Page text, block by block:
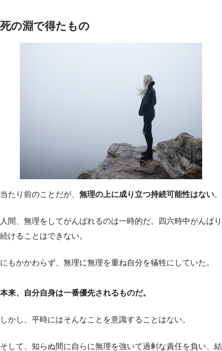
死の淵で得たもの
当たり前のことだが、 無理の上に成り立つ持続可能性はない。
人間、無理をしてがんばれるのは一時的だ。四六時中がんばり
続けることはできない。
にもかかわらず、無理に無理を重ね自分を犠牲にしていた。
本来、自分自身は一番優先されるものだ。
しかし、平時にはそんなことを意識することはない。
そして、知らぬ間に自らに無理を強いて過剰な責任を負い、結